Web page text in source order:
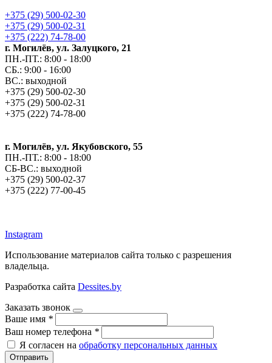
+375 (29) 500-02-30
+375 (29) 500-02-31
+375 (222) 74-78-00
г. Могилёв, ул. Залуцкого, 21
ПН.-ПТ.: 8:00 - 18:00
СБ.: 9:00 - 16:00
ВС.: выходной
+375 (29) 500-02-30
+375 (29) 500-02-31
+375 (222) 74-78-00
г. Могилёв, ул. Якубовского, 55
ПН.-ПТ.: 8:00 - 18:00
СБ-ВС.: выходной
+375 (29) 500-02-37
+375 (222) 77-00-45
Instagram
Использование материалов сайта только с разрешения
владельца.
Разработка сайта Dessites.by
Заказать звонок
Ваше имя *
Ваш номер телефона *
Я согласен на обработку персональных данных
Отправить